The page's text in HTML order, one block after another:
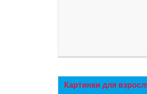
Картинки для